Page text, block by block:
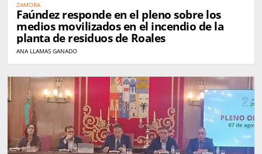
ZAMORA
Faúndez responde en el pleno sobre los
medios movilizados en el incendio de la
planta de residuos de Roales
ANA LLAMAS GANADO